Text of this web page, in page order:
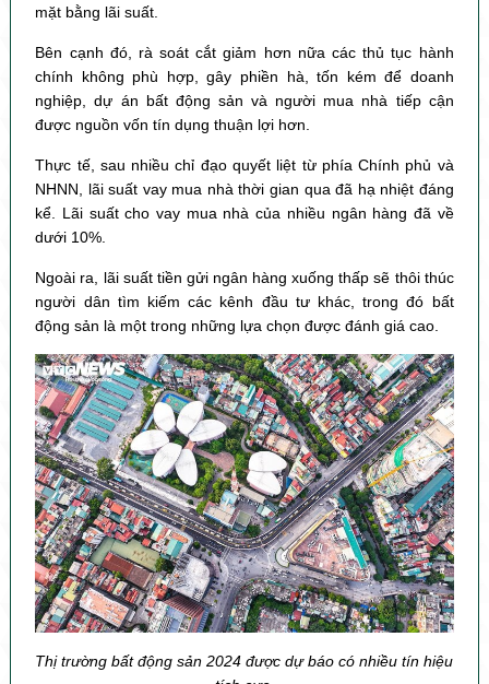
mặt bằng lãi suất.
Bên cạnh đó, rà soát cắt giảm hơn nữa các thủ tục hành
chính không phù hợp, gây phiền hà, tốn kém để doanh
nghiệp, dự án bất động sản và người mua nhà tiếp cận
được nguồn vốn tín dụng thuận lợi hơn.
Thực tế, sau nhiều chỉ đạo quyết liệt từ phía Chính phủ và
NHNN, lãi suất vay mua nhà thời gian qua đã hạ nhiệt đáng
kể. Lãi suất cho vay mua nhà của nhiều ngân hàng đã về
dưới 10%.
Ngoài ra, lãi suất tiền gửi ngân hàng xuống thấp sẽ thôi thúc
người dân tìm kiếm các kênh đầu tư khác, trong đó bất
động sản là một trong những lựa chọn được đánh giá cao.
Thị trường bất động sản 2024 được dự báo có nhiều tín hiệu